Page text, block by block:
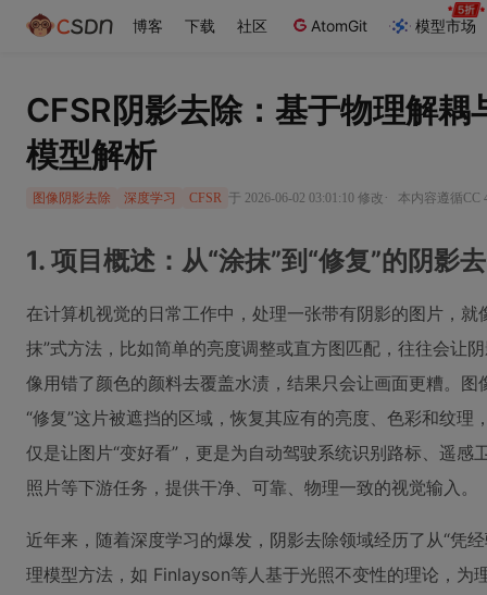
博客 下载 社区 AtomGit 模型市场
CFSR阴影去除：基于物理解
模型解析
图像阴影去除 深度学习 CFSR 于 2026-06-02 03:01:10 修改 · 本内容遵循CC
1. 项目概述：从“涂抹”到“修复”的阴影
在计算机视觉的日常工作中，处理一张带有阴影的图片，
抹”式方法，比如简单的亮度调整或直方图匹配，往往会让
像用错了颜色的颜料去覆盖水渍，结果只会让画面更糟。
“修复”这片被遮挡的区域，恢复其应有的亮度、色彩和纹
仅是让图片“变好看”，更是为自动驾驶系统识别路标、遥
照片等下游任务，提供干净、可靠、物理一致的视觉输入。
近年来，随着深度学习的爆发，阴影去除领域经历了从“凭
理模型方法，如 Finlayson等人基于光照不变性的理论，为